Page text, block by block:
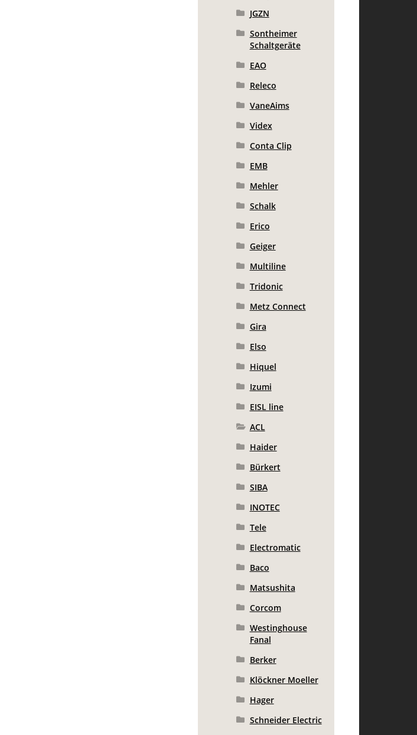
JGZN
Sontheimer
Schaltgeräte
EAO
Releco
VaneAims
Videx
Conta Clip
EMB
Mehler
Schalk
Erico
Geiger
Multiline
Tridonic
Metz Connect
Gira
Elso
Hiquel
Izumi
EISL line
ACL
Haider
Bürkert
SIBA
INOTEC
Tele
Electromatic
Baco
Matsushita
Corcom
Westinghouse
Fanal
Berker
Klöckner Moeller
Hager
Schneider Electric